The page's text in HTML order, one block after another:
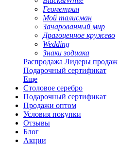
Геометрия
Мой талисман
Зачарованный мир
Драгоценное кружево
Wedding
Знаки зодиака
Распродажа Лидеры продаж
Подарочный сертификат
Еще
Столовое серебро
Подарочный сертификат
Продажи оптом
Условия покупки
Отзывы
Блог
Акции